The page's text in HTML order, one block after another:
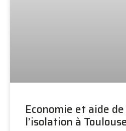
Economie et aide
l’isolation à